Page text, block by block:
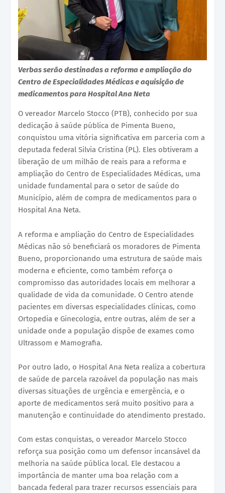
Verbas serão destinadas a reforma e ampliação do
Centro de Especialidades Médicas e aquisição de
medicamentos para Hospital Ana Neta
O vereador Marcelo Stocco (PTB), conhecido por sua
dedicação à saúde pública de Pimenta Bueno,
conquistou uma vitória significativa em parceria com a
deputada federal Silvia Cristina (PL). Eles obtiveram a
liberação de um milhão de reais para a reforma e
ampliação do Centro de Especialidades Médicas, uma
unidade fundamental para o setor de saúde do
Município, além de compra de medicamentos para o
Hospital Ana Neta.
A reforma e ampliação do Centro de Especialidades
Médicas não só beneficiará os moradores de Pimenta
Bueno, proporcionando uma estrutura de saúde mais
moderna e eficiente, como também reforça o
compromisso das autoridades locais em melhorar a
qualidade de vida da comunidade. O Centro atende
pacientes em diversas especialidades clínicas, como
Ortopedia e Ginecologia, entre outras, além de ser a
unidade onde a população dispõe de exames como
Ultrassom e Mamografia.
Por outro lado, o Hospital Ana Neta realiza a cobertura
de saúde de parcela razoável da população nas mais
diversas situações de urgência e emergência, e o
aporte de medicamentos será muito positivo para a
manutenção e continuidade do atendimento prestado.
Com estas conquistas, o vereador Marcelo Stocco
reforça sua posição como um defensor incansável da
melhoria na saúde pública local. Ele destacou a
importância de manter uma boa relação com a
bancada federal para trazer recursos essenciais para